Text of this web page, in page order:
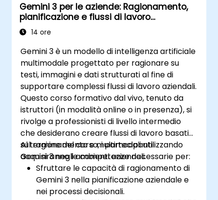
Gemini 3 per le aziende: Ragionamento,
pianificazione e flussi di lavoro
multimodali
14 ore
Gemini 3 è un modello di intelligenza artificiale
multimodale progettato per ragionare su
testi, immagini e dati strutturati al fine di
supportare complessi flussi di lavoro aziendali.
Questo corso formativo dal vivo, tenuto da
istruttori (in modalità online o in presenza), si
rivolge a professionisti di livello intermedio
che desiderano creare flussi di lavoro basati
sul ragionamento e multimodali utilizzando
Gemini 3 negli ambienti aziendali.
Al termine del corso, i partecipanti
acquisiranno le competenze necessarie per:
Sfruttare le capacità di ragionamento di
Gemini 3 nella pianificazione aziendale e
nei processi decisionali.